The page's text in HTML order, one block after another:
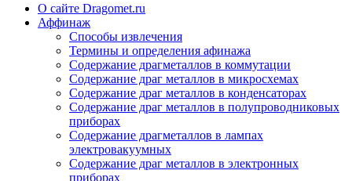
О сайте Dragomet.ru
Аффинаж
Способы извлечения
Термины и определения афинажа
Содержание драгметаллов в коммутации
Содержание драг металлов в микросхемах
Содержание драг металлов в конденсаторах
Содержание драг металлов в полупроводниковых
приборах
Содержание драгметаллов в лампах
электровакуумных
Содержание драг металлов в электронных
приборах